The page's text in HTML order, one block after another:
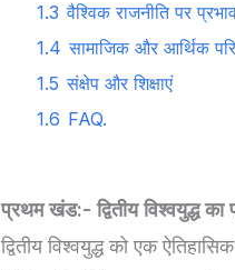
1.3 वैश्विक राजनीति पर
1.4 सामाजिक और आर्थिक
1.5 संक्षेप और शिक्षाएं
1.6 FAQ.
प्रथम खंड:- द्वितीय विश्वयुद्ध का
द्वितीय विश्वयुद्ध को एक